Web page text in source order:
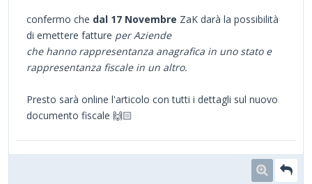
confermo che dal 17 Novembre ZaK darà la possibilità
di emettere fatture per Aziende
che hanno rappresentanza anagrafica in uno stato e
rappresentanza fiscale in un altro.
Presto sarà online l'articolo con tutti i dettagli sul nuovo
documento fiscale 🙌🏻